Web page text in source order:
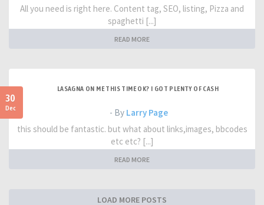
All you need is right here. Content tag, SEO, listing, Pizza and
spaghetti [...]
READ MORE
30
Dec
LASAGNA ON ME THIS TIME OK? I GOT PLENTY OF CASH
- By Larry Page
this should be fantastic. but what about links,images, bbcodes
etc etc? [...]
READ MORE
LOAD MORE POSTS